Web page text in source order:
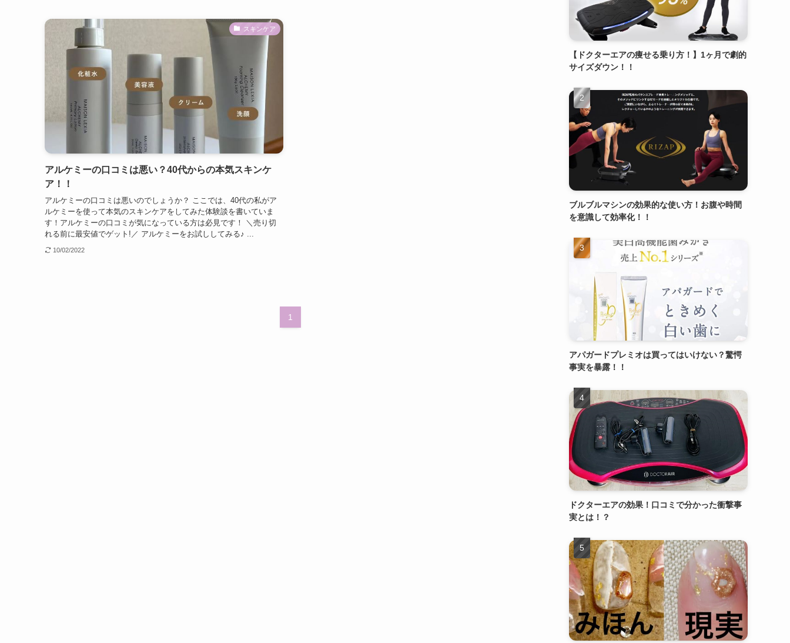
スキンケア
アルケミーの口コミは悪い？40代からの本気スキンケ
ア！！
アルケミーの口コミは悪いのでしょうか？ ここでは、40代の私がア
ルケミーを使って本気のスキンケアをしてみた体験談を書いていま
す！アルケミーの口コミが気になっている方は必見です！ ＼売り切
れる前に最安値でゲット!／ アルケミーをお試ししてみる♪ ...
10/02/2022
1
【ドクターエアの痩せる乗り方！】1ヶ月で劇的
サイズダウン！！
ブルブルマシンの効果的な使い方！お腹や時間
を意識して効率化！！
アパガードプレミオは買ってはいけない？驚愕
事実を暴露！！
ドクターエアの効果！口コミで分かった衝撃事
実とは！？